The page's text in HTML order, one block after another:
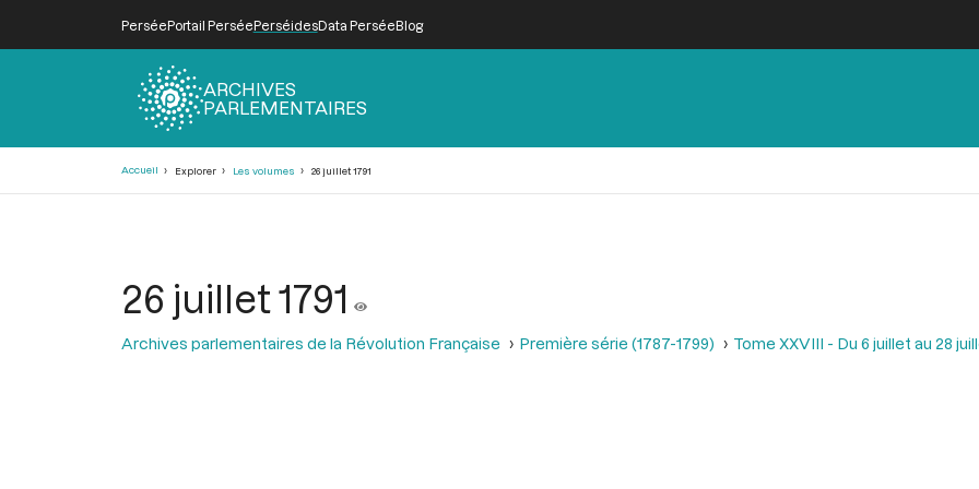
PerséePortail PerséePerséidesData PerséeBlog
ARCHIVES
PARLEMENTAIRES
Accueil Explorer Les volumes 26 juillet 1791
26 juillet 1791
Archives parlementaires de la Révolution Française Première série (1787-1799) Tome XXVIII - Du 6 juillet au 28